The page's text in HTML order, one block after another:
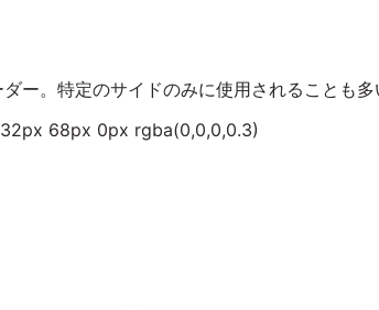
ー。特定のサイドのみに使用されることも多
68px 0px rgba(0,0,0,0.3)